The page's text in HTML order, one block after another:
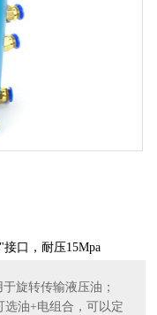
口，耐压15Mpa
旋转传输液压油；
选油+电组合，可以定